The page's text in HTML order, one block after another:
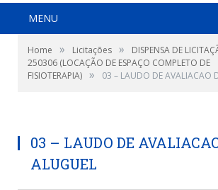
MENU
Home » Licitações »
DISPENSA DE
250306 (LOCAÇÃO DE ESPAÇO COMPLETO DE
FISIOTERAPIA) » 03 – LAUDO DE AVALIACAO
03 – LAUDO DE
ALUGUEL